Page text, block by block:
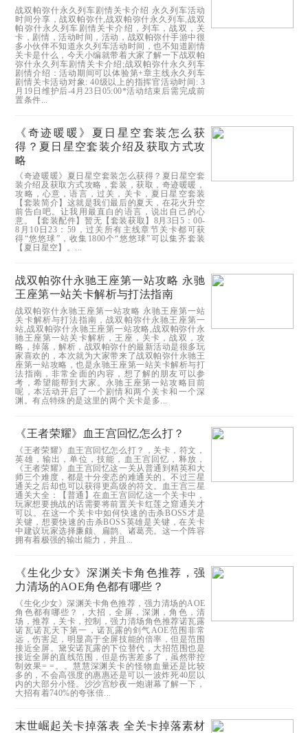
战双帕弥什永久列车剧情关卡介绍 永久列车活动
时间分享，战双帕弥什,战双帕弥什永久列车,战双
帕弥什永久列车剧情关卡介绍，列车，战双，关
卡，剧情，活动时间，活动，战双帕弥什手游中很
多小伙伴不知道永久列车活动时间，也不知道剧情
关卡是什么，今天小编就带着大家了解一下战双帕
弥什永久列车剧情关卡介绍;战双帕弥什永久列车
剧情介绍：活动期间可以体验第+章主线永久列车
剧情关卡活动对象: 40级以上的指挥官活动时间: 3
月19日维护后-4月23日05:00*活动结束后需完成前
置条件...
《奇迹暖暖》夏日星空套装怎么获
得？夏日星空套装介绍及获取方式攻
略
《奇迹暖暖》夏日星空套装怎么获得？夏日星空套
装介绍及获取方式攻略，套装，获取，奇迹暖暖，
攻略，心意，语言，过关，关卡，夏日星空套装
【套装简介】这就是我们最后的夏天，在花火升空
前告白吧。让我用最直白的语言，说出自己的心
意。【套装配件】暂无【套装获取】8月3日5：00-
8月10日23：59，过关所有主线章节关卡都可获
得“悠悠球”，收集1800个“悠悠球”可以集齐套装
【夏日星空】。...
战双帕弥什永驰王座第一站攻略 永驰
王座第一站关卡解析与打法指南
战双帕弥什永驰王座第一站攻略 永驰王座第一站
关卡解析与打法指南，战双帕弥什永驰王座第一
站,战双帕弥什永驰王座第一站攻略,战双帕弥什永
驰王座第一站关卡解析，王座，关卡，战双，攻
略，掉落，解析，战双帕弥什的最新活动是很多玩
家喜欢的，本次就为大家带来了战双帕弥什永驰王
座第一站攻略，也是永驰王座第一站关卡解析与打
法指南，非常全面的内容，想了解的朋友可以参
考，希望能帮到大家。永驰王座第一站攻略目前
呢，本活动开启了一个剧情和两个关卡和一个深
渊。有点特殊的是这里的两个关卡是多...
《王者荣耀》血王宫回忆怎么打？
《王者荣耀》血王宫回忆怎么打？，关卡，符文，
英雄，输出，单位，技能，血王宫回忆，释放，
《王者荣耀》血王宫回忆这一关从普通到精英和大
师三个难度，都是十分变态的难通关的。不过三星
通关之后却也可以获得更高级的符文。血王宫三星
通关大全：【普通】在血王宫回忆这一个关卡中，
玩家想要挑战的话需要将前置关卡红莲之窟通关才
可以。在这一个关卡中如何快速的击杀BOSS才是
关键，想要快速的击杀BOSS英雄是关键，在关卡
中建议玩家选择廉颇、扁鹊、诸葛亮。这一个阵容
拥有着极强的输出能力，并且...
《生化少女》深渊关卡角色推荐，强
力清场的AOE角色都有哪些？
《生化少女》深渊关卡角色推荐，强力清场的AOE
角色都有哪些？，大招，全屏，深渊，角色，清
场，推荐，关卡，控制，强力清场角色推荐诺瓦露
诺瓦诺瓦天下第一，诺瓦露的剑气AOE范围非常
远，伤害足，明显高于全屏技能的倍率，但是范围
接近全屏。黛安诺瓦露的下位替代，大招范围也是
接近全屏的直线范围，但是伤害差多了，虽然带控
制效果= =。。慧慧深渊关卡的怪物血量还是比较
多的，不会高强度的惠惠还是可以一波炸死40层以
内的大部分小怪。沙沙宫纱夜一炮谢幕了解一下，
大招有着740%的夸张倍...
末世崛起关卡掉落表 全关卡掉落素材